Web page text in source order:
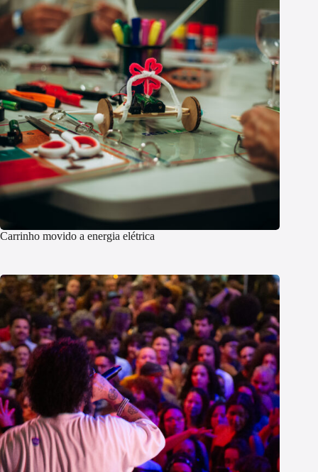
Carrinho movido a energia elétrica